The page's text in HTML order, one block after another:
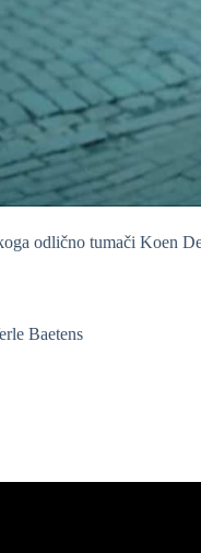
odlično tumači Koen
Baetens